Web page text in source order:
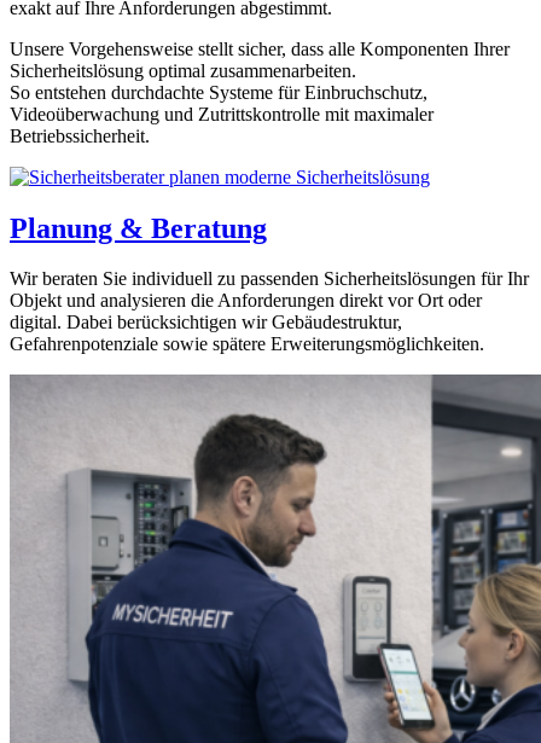
exakt auf Ihre Anforderungen abgestimmt.
Unsere Vorgehensweise stellt sicher, dass alle Komponenten Ihrer
Sicherheitslösung optimal zusammenarbeiten.
So entstehen durchdachte Systeme für Einbruchschutz,
Videoüberwachung und Zutrittskontrolle mit maximaler
Betriebssicherheit.
Planung & Beratung
Wir beraten Sie individuell zu passenden Sicherheitslösungen für Ihr
Objekt und analysieren die Anforderungen direkt vor Ort oder
digital. Dabei berücksichtigen wir Gebäudestruktur,
Gefahrenpotenziale sowie spätere Erweiterungsmöglichkeiten.